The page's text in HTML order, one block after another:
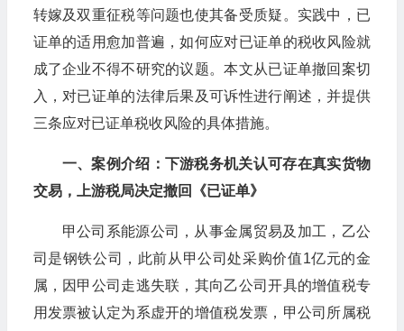
转嫁及双重征税等问题也使其备受质疑。实践中，已
证单的适用愈加普遍，如何应对已证单的税收风险就
成了企业不得不研究的议题。本文从已证单撤回案切
入，对已证单的法律后果及可诉性进行阐述，并提供
三条应对已证单税收风险的具体措施。
一、案例介绍：下游税务机关认可存在真实货物
交易，上游税局决定撤回《已证单》
甲公司系能源公司，从事金属贸易及加工，乙公
司是钢铁公司，此前从甲公司处采购价值1亿元的金
属，因甲公司走逃失联，其向乙公司开具的增值税专
用发票被认定为系虚开的增值税发票，甲公司所属税